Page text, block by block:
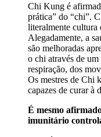
Chi Kung é
prática” do “chi”.
literalmente cultura
Alegadamente, a
são melhoradas
o chi através de
respiração, dos
Os mestres de Chi
capazes de curar à
É mesmo
imunitário